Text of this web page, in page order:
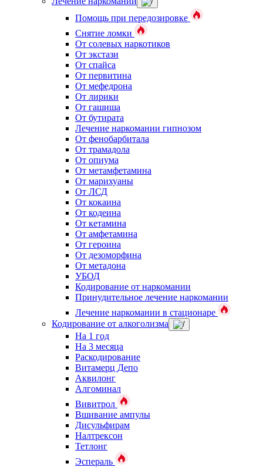
Помощь при передозировке
Снятие ломки
От солевых наркотиков
От экстази
От спайса
От первитина
От мефедрона
От лирики
От гашиша
От бутирата
Лечение наркомании гипнозом
От фенобарбитала
От трамадола
От опиума
От метамфетамина
От марихуаны
От ЛСД
От кокаина
От кодеина
От кетамина
От амфетамина
От героина
От дезоморфина
От метадона
УБОД
Кодирование от наркомании
Принудительное лечение наркомании
Лечение наркомании в стационаре
Кодирование от алкоголизма
На 1 год
На 3 месяца
Раскодирование
Витамерц Депо
Аквилонг
Алгоминал
Вивитрол
Вшивание ампулы
Дисульфирам
Налтрексон
Тетлонг
Эспераль